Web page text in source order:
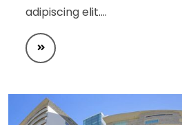
adipiscing elit.…